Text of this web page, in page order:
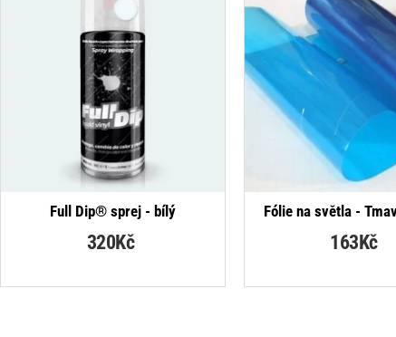
Full Dip® sprej - bílý
320Kč
Fólie na světla -
163Kč